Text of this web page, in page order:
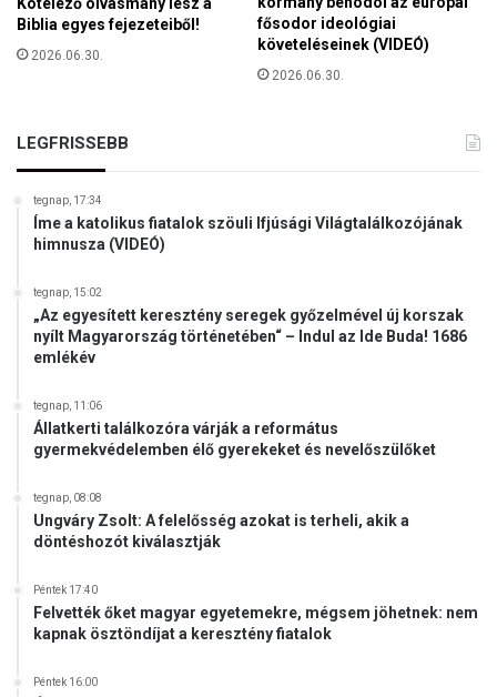
Kötelező olvasmány lesz a
Biblia egyes fejezeteiből!
2026.06.30.
fősodor ideológiai
követeléseinek (VIDEÓ)
2026.06.30.
LEGFRISSEBB
tegnap, 17:34
Íme a katolikus fiatalok szöuli Ifjúsági Világtalálkozójának
himnusza (VIDEÓ)
tegnap, 15:02
„Az egyesített keresztény seregek győzelmével új korszak
nyílt Magyarország történetében“ – Indul az Ide Buda! 1686
emlékév
tegnap, 11:06
Állatkerti találkozóra várják a református
gyermekvédelemben élő gyerekeket és nevelőszülőket
tegnap, 08:08
Ungváry Zsolt: A felelősség azokat is terheli, akik a
döntéshozót kiválasztják
Péntek 17:40
Felvették őket magyar egyetemekre, mégsem jöhetnek: nem
kapnak ösztöndíjat a keresztény fiatalok
Péntek 16:00